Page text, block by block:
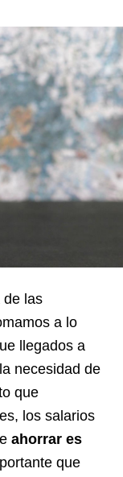
de las
a lo
llegados a
necesidad de
que
los salarios
ahorrar es
que